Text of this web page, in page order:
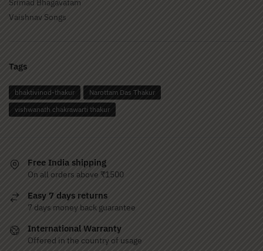
Srimad Bhagavatam
Vaishnav Songs
Tags
bhaktivinod-thakur
Narottam Das Thakur
vishwanath chakrawarti thakur
Free India shipping
On all orders above ₹1500
Easy 7 days returns
7 days money back guarantee
International Warranty
Offered in the country of usage